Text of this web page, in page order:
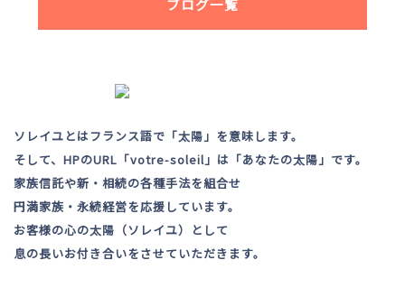
ブログ一覧
ソレイユとはフランス語で「太陽」を意味します。
そして、HPのURL「votre-soleil」は「あなたの太陽」です。
家族信託や新・相続の各種手法を組合せ
円満家族・永続経営を応援しています。
お客様の心の太陽（ソレイユ）として
息の長いお付き合いをさせていただきます。